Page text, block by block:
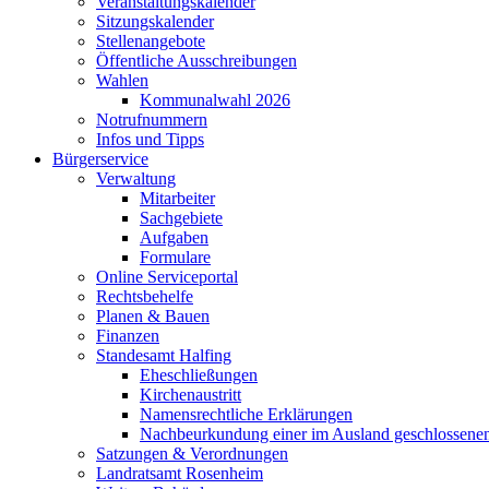
Sitzungskalender
Stellenangebote
Öffentliche Ausschreibungen
Wahlen
Kommunalwahl 2026
Notrufnummern
Infos und Tipps
Bürgerservice
Verwaltung
Mitarbeiter
Sachgebiete
Aufgaben
Formulare
Online Serviceportal
Rechtsbehelfe
Planen & Bauen
Finanzen
Standesamt Halfing
Eheschließungen
Kirchenaustritt
Namensrechtliche Erklärungen
Nachbeurkundung einer im Ausland
Satzungen & Verordnungen
Landratsamt Rosenheim